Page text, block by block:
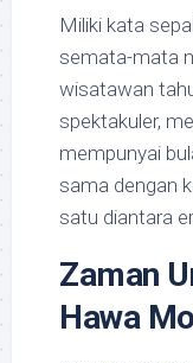
Miliki kata
semata-mata
wisatawan
spektakuler,
mempunyai
sama dengan
satu diantara
Zaman
Hawa